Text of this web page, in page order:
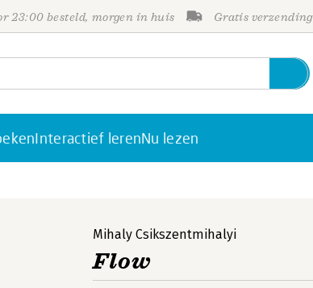
23:00 besteld, morgen in huis Gratis
Interactief lerenNu lezen
Mihaly Csikszentmihalyi
Flow